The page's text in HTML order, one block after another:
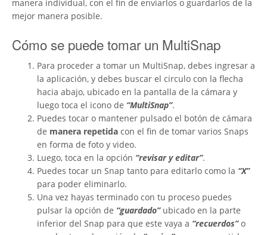
manera individual, con el fin de enviarlos o guardarlos de la
mejor manera posible.
Cómo se puede tomar un MultiSnap
Para proceder a tomar un MultiSnap, debes ingresar a
la aplicación, y debes buscar el circulo con la flecha
hacia abajo, ubicado en la pantalla de la cámara y
luego toca el icono de “MultiSnap”.
Puedes tocar o mantener pulsado el botón de cámara
de manera repetida con el fin de tomar varios Snaps
en forma de foto y video.
Luego, toca en la opción “revisar y editar”.
Puedes tocar un Snap tanto para editarlo como la “X”
para poder eliminarlo.
Una vez hayas terminado con tu proceso puedes
pulsar la opción de “guardado”ubicado en la parte
inferior del Snap para que este vaya a “recuerdos”o